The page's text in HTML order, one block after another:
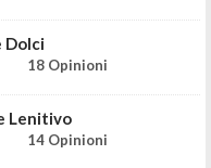
Dolci
18 Opinioni
Lenitivo
14 Opinioni